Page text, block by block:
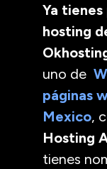
Ya tienes
hosting
uno de
páginas
Mexico,
Hosting
tienes